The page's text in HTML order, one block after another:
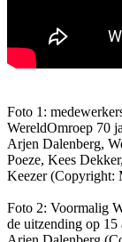
Foto 1:
WereldOmroep 70
Arjen Dalenberg,
Poeze, Kees
Keezer (Copyright:
Foto 2: Voormalig
de uitzending op